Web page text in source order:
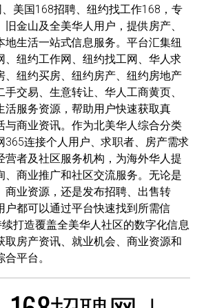
美国168招聘、纽约找工作168，专
金山及全美华人用户，提供房产、
地生活一站式信息服务。平台汇集纽
、纽约工作网、纽约找工网、华人求
、纽约买房、纽约房产、纽约房地产
交易、生意转让、华人工商黄页、
活服务资源，帮助用户快速获取真
与商业资讯。作为北美华人综合分类
365连接个人用户、求职者、房产需求
营者及社区服务机构，为海外华人提
、商业推广和社区交流服务。无论是
商业资源，还是发布招聘、出售转
户都可以通过平台快速找到所需信
打造覆盖全美华人社区的数字化信息
取房产资讯、就业机会、商业资源和
平台。